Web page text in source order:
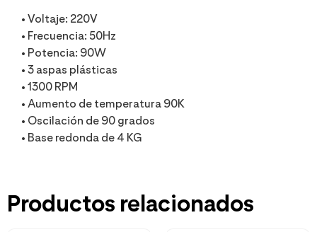
• Voltaje: 220V
• Frecuencia: 50Hz
• Potencia: 90W
• 3 aspas plásticas
• 1300 RPM
• Aumento de temperatura 90K
• Oscilación de 90 grados
• Base redonda de 4 KG
Productos relacionados